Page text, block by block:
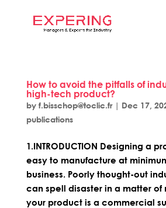
How to avoid the pitfalls of
high-tech product?
by f.bisschop@toclic.fr| Dec 17,
publications
1.INTRODUCTION Designing a
easy to manufacture at
business. Poorly thought-out
can spell disaster in a matter of
your product is a commercial